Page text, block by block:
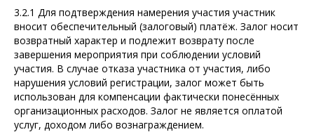
3.2.1 Для подтверждения намерения участия участник
вносит обеспечительный (залоговый) платёж. Залог носит
возвратный характер и подлежит возврату после
завершения мероприятия при соблюдении условий
участия. В случае отказа участника от участия, либо
нарушения условий регистрации, залог может быть
использован для компенсации фактически понесённых
организационных расходов. Залог не является оплатой
услуг, доходом либо вознаграждением.